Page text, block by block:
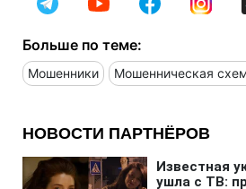
Больше по теме:
Мошенники Мошенническая